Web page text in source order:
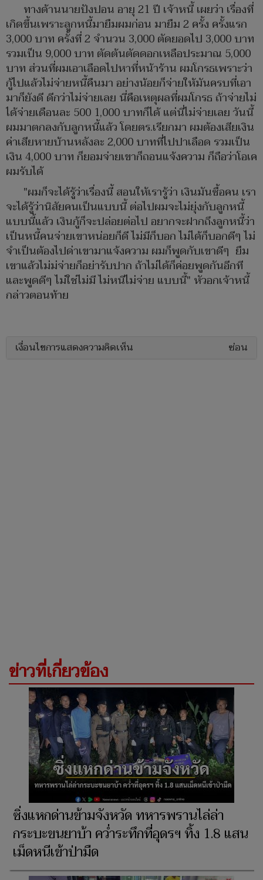
ทางด้านนายปังปอน อายุ 21 ปี เจ้าหนี้ เผยว่า เรื่องที่
เกิดขึ้นเพราะลูกหนี้มายืมผมก่อน มายืม 2 ครั้ง ครั้งแรก
3,000 บาท ครั้งที่ 2 จำนวน 3,000 ตัดยอดไป 3,000 บาท
รวมเป็น 9,000 บาท ตัดต้นตัดดอกเหลือประมาณ 5,000
บาท ส่วนที่ผมเอาเลือดไปหาที่หน้าร้าน ผมโกรธเพราะว่า
กู้ไปแล้วไม่จ่ายหนี้คืนมา อย่างน้อยก็จ่ายให้มันครบที่เอา
มาก็ยังดี ดีกว่าไม่จ่ายเลย นี่คือเหตุผลที่ผมโกรธ ถ้าจ่ายไม่
ได้จ่ายเดือนละ 500 1,000 บาทก็ได้ แต่นี่ไม่จ่ายเลย วันนี้
ผมมาตกลงกับลูกหนี้แล้ว โดยตร.เรียกมา ผมต้องเสียเงิน
ค่าเสียหายบ้านหลังละ 2,000 บาทที่ไปปาเลือด รวมเป็น
เงิน 4,000 บาท ก็ยอมจ่ายเขาก็ถอนแจ้งความ ก็ถือว่าโอเค
ผมรับได้
"ผมก็จะได้รู้ว่าเรื่องนี้ สอนให้เรารู้ว่า เงินมันซื้อคน เรา
จะได้รู้ว่านิสัยคนเป็นแบบนี้ ต่อไปผมจะไม่ยุ่งกับลูกหนี้
แบบนี้แล้ว เงินกู้ก็จะปล่อยต่อไป อยากจะฝากถึงลูกหนี้ว่า
เป็นหนี้คนจ่ายเขาหน่อยก็ดี ไม่มีก็บอก ไม่ได้ก็บอกดีๆ ไม่
จำเป็นต้องไปด่าเขามาแจ้งความ ผมก็พูดกับเขาดีๆ ยืม
เขาแล้วไม่ม่จ่ายก็อย่ารับปาก ถ้าไม่ได้ก็ค่อยพูดกันอีกที
และพูดดีๆ ไม่ใช่ไม่มี ไม่หนีไม่จ่าย แบบนี้" หัวอกเจ้าหนี้
กล่าวตอนท้าย
เงื่อนไขการแสดงความคิดเห็น ซ่อน
ข่าวที่เกี่ยวข้อง
ซิ่งแหกด่านข้ามจังหวัด ทหารพรานไล่ล่า
กระบะขนยาบ้า คว่ำระทึกที่อุดรฯ ทิ้ง 1.8 แสน
เม็ดหนีเข้าป่ามืด